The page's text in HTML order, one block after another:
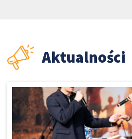
Aktualności